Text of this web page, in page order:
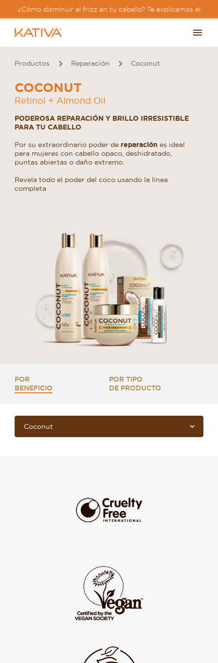
¿Cómo disminuir el frizz en tu cabello? Te explicamos el
Productos Reparación Coconut
COCONUT
Retinol + Almond Oil
PODEROSA REPARACIÓN Y BRILLO IRRESISTIBLE
PARA TU CABELLO
Por su extraordinario poder de reparación es ideal
para mujeres con cabello opaco, deshidratado,
puntas abiertas o daño extremo.
Revela todo el poder del coco usando la línea
completa
POR
BENEFICIO
POR TIPO
DE PRODUCTO